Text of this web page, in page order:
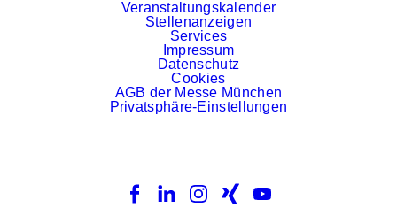
Veranstaltungskalender
Stellenanzeigen
Services
Impressum
Datenschutz
Cookies
AGB der Messe München
Privatsphäre-Einstellungen
FacebookLinkedInInstagram
Xing YouTube